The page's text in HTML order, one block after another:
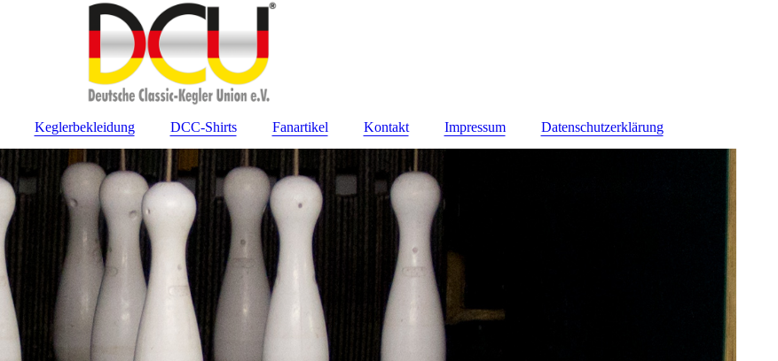
Keglerbekleidung DCC-Shirts Fanartikel Kontakt Impressum Datenschutzerklärung